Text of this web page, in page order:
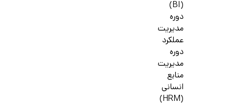
(BI)
دوره
مدیریت
عملکرد
دوره
مدیریت
منابع
انسانی
(HRM)